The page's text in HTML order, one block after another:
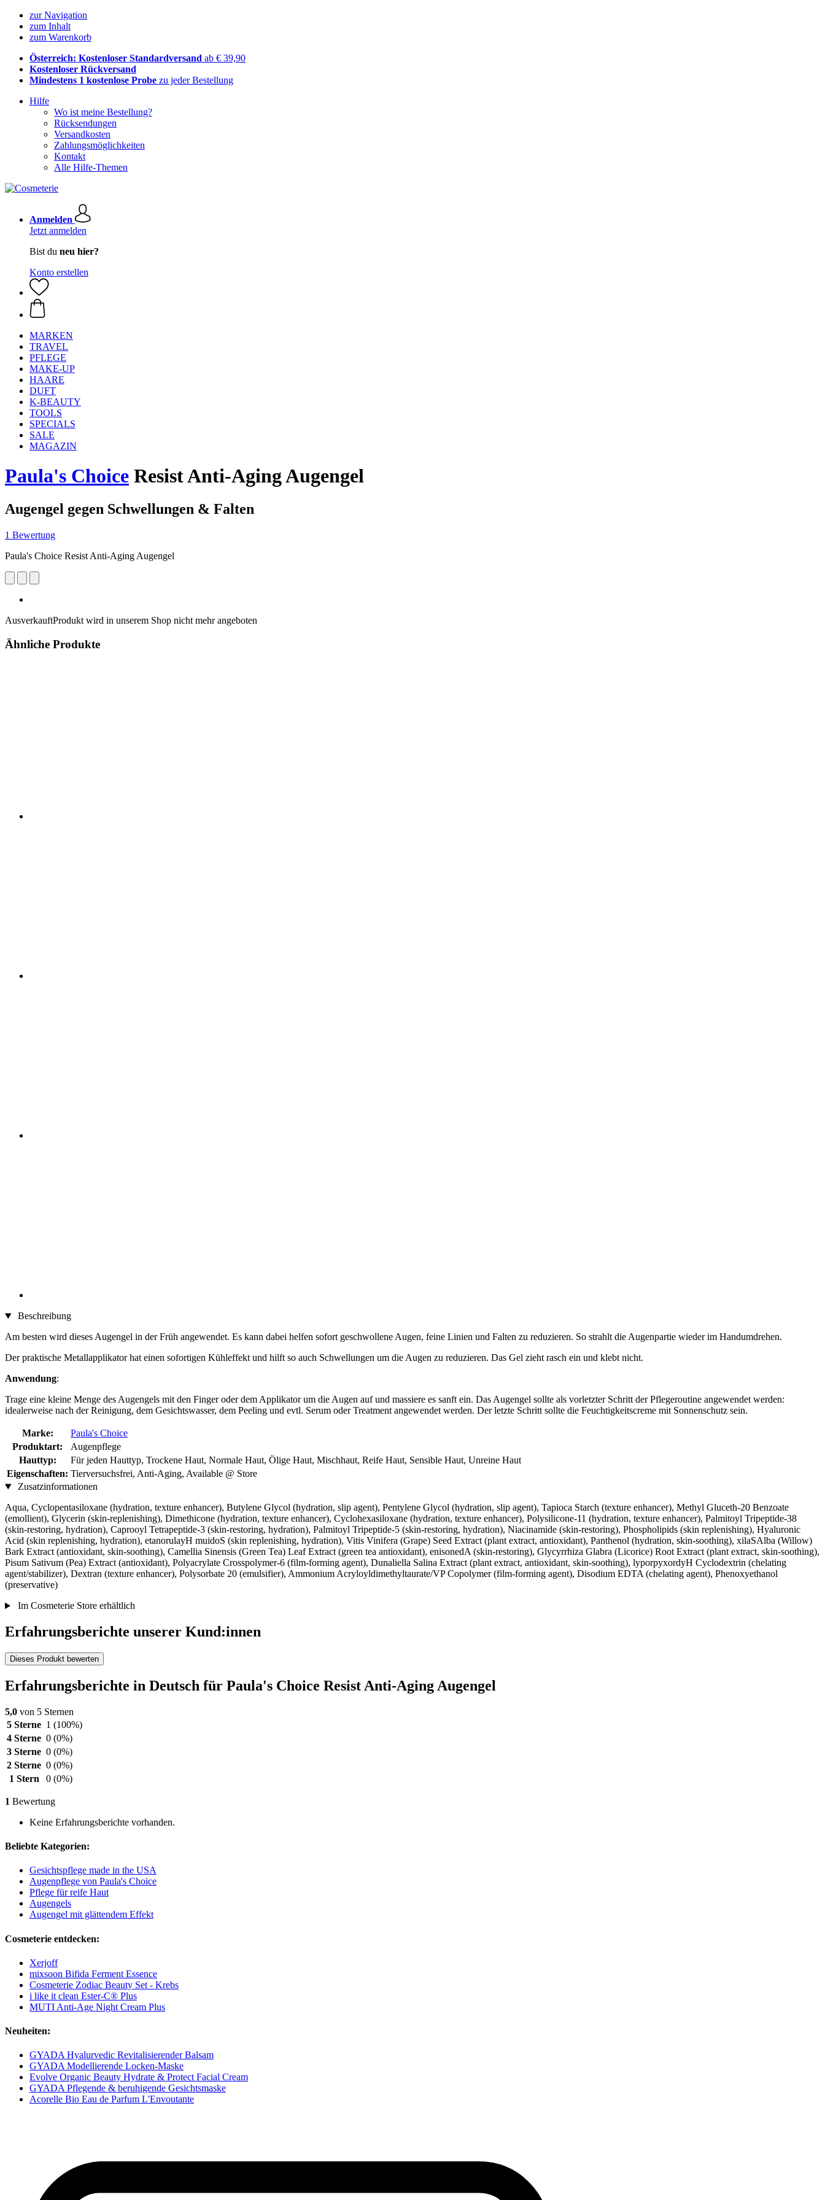
zur Navigation
zum Inhalt
zum Warenkorb
Österreich: Kostenloser Standardversand ab € 39,90
Kostenloser Rückversand
Mindestens 1 kostenlose Probe zu jeder Bestellung
Hilfe
Wo ist meine Bestellung?
Rücksendungen
Versandkosten
Zahlungsmöglichkeiten
Kontakt
Alle Hilfe-Themen
Anmelden
Jetzt anmelden
Bist du neu hier?
Konto erstellen
MARKEN
TRAVEL
PFLEGE
MAKE-UP
HAARE
DUFT
K-BEAUTY
TOOLS
SPECIALS
SALE
MAGAZIN
Paula's Choice Resist Anti-Aging Augengel
Augengel gegen Schwellungen & Falten
1 Bewertung
Paula's Choice Resist Anti-Aging Augengel
AusverkauftProdukt wird in unserem Shop nicht mehr angeboten
Ähnliche Produkte
Beschreibung
Am besten wird dieses Augengel in der Früh angewendet. Es kann dabei helfen sofort geschwollene Augen, feine Linien und Falten zu reduzieren. So strahlt die Augenpartie wieder im Handumdrehen.
Der praktische Metallapplikator hat einen sofortigen Kühleffekt und hilft so auch Schwellungen um die Augen zu reduzieren. Das Gel zieht rasch ein und klebt nicht.
Anwendung:
Trage eine kleine Menge des Augengels mit den Finger oder dem Applikator um die Augen auf und massiere es sanft ein. Das Augengel sollte als vorletzter Schritt der Pflegeroutine angewendet werden:
idealerweise nach der Reinigung, dem Gesichtswasser, dem Peeling und evtl. Serum oder Treatment angewendet werden. Der letzte Schritt sollte die Feuchtigkeitscreme mit Sonnenschutz sein.
Marke:
Paula's Choice
Produktart:
Augenpflege
Hauttyp:
Für jeden Hauttyp, Trockene Haut, Normale Haut, Ölige Haut, Mischhaut, Reife Haut, Sensible Haut, Unreine Haut
Eigenschaften: Tierversuchsfrei, Anti-Aging, Available @ Store
Zusatzinformationen
Aqua, Cyclopentasiloxane (hydration, texture enhancer), Butylene Glycol (hydration, slip agent), Pentylene Glycol (hydration, slip agent), Tapioca Starch (texture enhancer), Methyl Gluceth-20 Benzoate
(emollient), Glycerin (skin-replenishing), Dimethicone (hydration, texture enhancer), Cyclohexasiloxane (hydration, texture enhancer), Polysilicone-11 (hydration, texture enhancer), Palmitoyl Tripeptide-38
(skin-restoring, hydration), Caprooyl Tetrapeptide-3 (skin-restoring, hydration), Palmitoyl Tripeptide-5 (skin-restoring, hydration), Niacinamide (skin-restoring), Phospholipids (skin replenishing), Hyaluronic
Acid (skin replenishing, hydration), etanorulayH muidoS (skin replenishing, hydration), Vitis Vinifera (Grape) Seed Extract (plant extract, antioxidant), Panthenol (hydration, skin-soothing), xilaSAlba (Willow)
Bark Extract (antioxidant, skin-soothing), Camellia Sinensis (Green Tea) Leaf Extract (green tea antioxidant), enisonedA (skin-restoring), Glycyrrhiza Glabra (Licorice) Root Extract (plant extract, skin-soothing),
Pisum Sativum (Pea) Extract (antioxidant), Polyacrylate Crosspolymer-6 (film-forming agent), Dunaliella Salina Extract (plant extract, antioxidant, skin-soothing), lyporpyxordyH Cyclodextrin (chelating
agent/stabilizer), Dextran (texture enhancer), Polysorbate 20 (emulsifier), Ammonium Acryloyldimethyltaurate/VP Copolymer (film-forming agent), Disodium EDTA (chelating agent), Phenoxyethanol
(preservative)
Im Cosmeterie Store erhältlich
Erfahrungsberichte unserer Kund:innen
Dieses Produkt bewerten
Erfahrungsberichte in Deutsch für Paula's Choice Resist Anti-Aging Augengel
5,0 von 5 Sternen
5 Sterne 1 (100%)
4 Sterne 0 (0%)
3 Sterne 0 (0%)
2 Sterne 0 (0%)
1 Stern
0 (0%)
1 Bewertung
Keine Erfahrungsberichte vorhanden.
Beliebte Kategorien:
Gesichtspflege made in the USA
Augenpflege von Paula's Choice
Pflege für reife Haut
Augengels
Augengel mit glättendem Effekt
Cosmeterie entdecken:
Xerjoff
mixsoon Bifida Ferment Essence
Cosmeterie Zodiac Beauty Set - Krebs
i like it clean Ester-C® Plus
MUTI Anti-Age Night Cream Plus
Neuheiten:
GYADA Hyalurvedic Revitalisierender Balsam
GYADA Modellierende Locken-Maske
Evolve Organic Beauty Hydrate & Protect Facial Cream
GYADA Pflegende & beruhigende Gesichtsmaske
Acorelle Bio Eau de Parfum L'Envoutante